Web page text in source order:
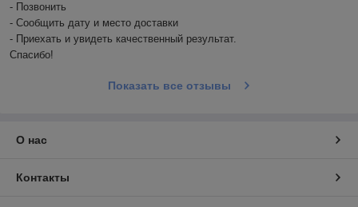
- Позвонить
- Сообщить дату и место доставки
- Приехать и увидеть качественный результат.
Спасибо!
Показать все отзывы
О нас
Контакты